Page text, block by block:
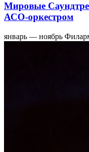
Мировые
АСО-оркестром
январь — ноябрь